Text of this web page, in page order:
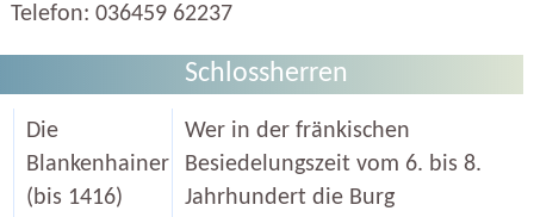
Telefon: 036459 62237
Schlossherren
Die
Blankenhainer
(bis 1416)
Wer in der fränkischen
Besiedelungszeit vom 6. bis 8.
Jahrhundert die Burg